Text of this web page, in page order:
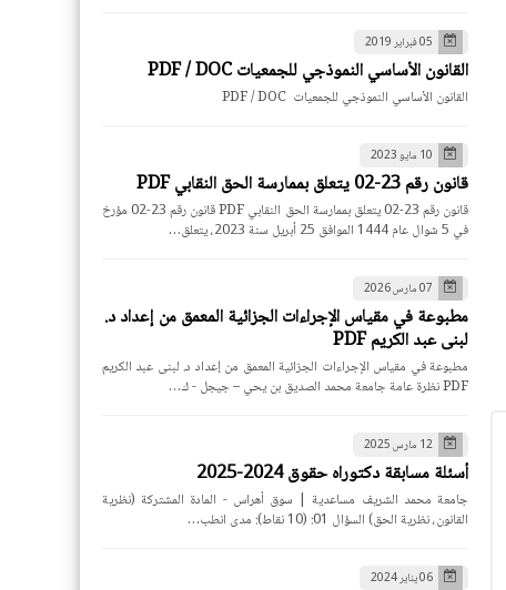
05 فبراير 2019
القانون الأساسي النموذجي للجمعيات PDF / DOC
القانون الأساسي النموذجي للجمعيات PDF / DOC
10 مايو 2023
قانون رقم 23-02 يتعلق بممارسة الحق النقابي PDF
قانون رقم 23-02 يتعلق بممارسة الحق النقابي PDF قانون رقم 23-02 مؤرخ
في 5 شوال عام 1444 الموافق 25 أبريل سنة 2023، يتعلق…
07 مارس 2026
مطبوعة في مقياس الإجراءات الجزائية المعمق من إعداد د.
لبنى عبد الكريم PDF
مطبوعة في مقياس الإجراءات الجزائية المعمق من إعداد د. لبنى عبد الكريم
PDF نظرة عامة جامعة محمد الصديق بن يحي – جيجل - ك…
12 مارس 2025
أسئلة مسابقة دكتوراه حقوق 2024-2025
جامعة محمد الشريف مساعدية | سوق أهراس - المادة المشتركة (نظرية
القانون، نظرية الحق) السؤال 01: (10 نقاط): مدى انطب…
06 يناير 2024